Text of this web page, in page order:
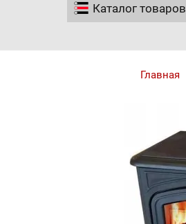
Каталог товаров
Главная